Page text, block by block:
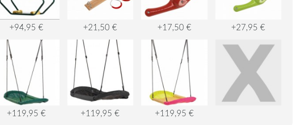
+94,95 € +21,50 € +17,50 € +27,95 €
+119,95 € +119,95 € +119,95 €